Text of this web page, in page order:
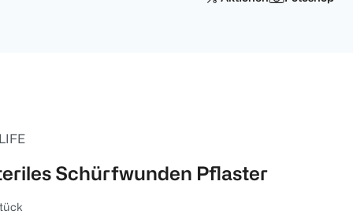
Schürfwunden Pflaster